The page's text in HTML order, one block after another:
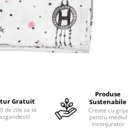
Gratuit
de zile sa te
Produse
Sustenabile
Create cu grija
pentru mediul
inconjurator